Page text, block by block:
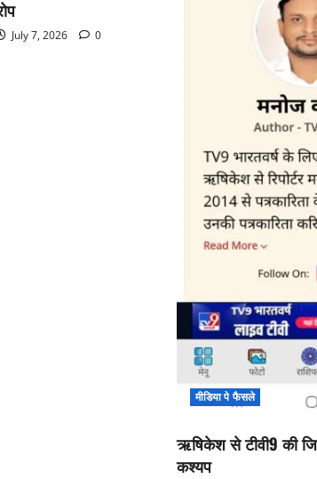
July 7, 2026 0
मीडिया पे फैसले
ऋषिकेश से टीवी9 की
कश्यप